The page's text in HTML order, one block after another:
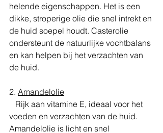
helende eigenschappen. Het is een
dikke, stroperige olie die snel intrekt en
de huid soepel houdt. Casterolie
ondersteunt de natuurlijke vochtbalans
en kan helpen bij het verzachten van
de huid.
2. Amandelolie
voeden en verzachten van de huid.
Amandelolie is licht en snel